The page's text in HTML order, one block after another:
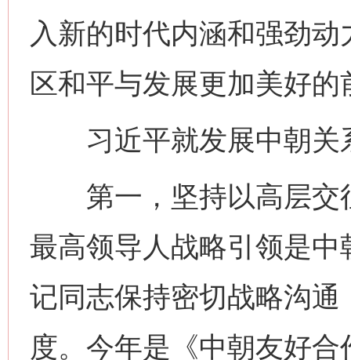
入新的时代内涵和强劲
区和平与发展更加美好的
习近平就发展中朝关
第一，坚持以高层交
最高领导人战略引领是
记同志保持密切战略沟
度。今年是《中朝友好